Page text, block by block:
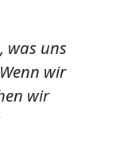
was uns
wir
wir